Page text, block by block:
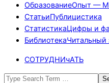
ОбразованиеОпыт —
СтатьиПублицистика
СтатистикаЦифры и
БиблиотекаЧитальный
СОТРУДНИчАТЬ
Search